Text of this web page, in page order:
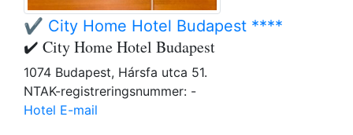
✔️ City Home Hotel Budapest ****
✔️ City Home Hotel Budapest
1074 Budapest, Hársfa utca 51.
NTAK-registreringsnummer: -
Hotel E-mail